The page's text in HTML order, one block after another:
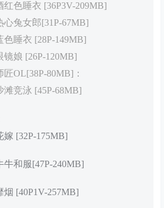
红色睡衣 [36P3V-209MB]
心兔女郎[31P-67MB]
色睡衣 [28P-149MB]
镜娘 [26P-120MB]
OL[38P-80MB]：
滩竞泳 [45P-68MB]
嫁 [32P-175MB]
牛和服[47P-240MB]
烟 [40P1V-257MB]